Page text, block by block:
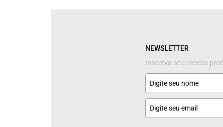
NEWSLETTER
Inscreva-se e receba